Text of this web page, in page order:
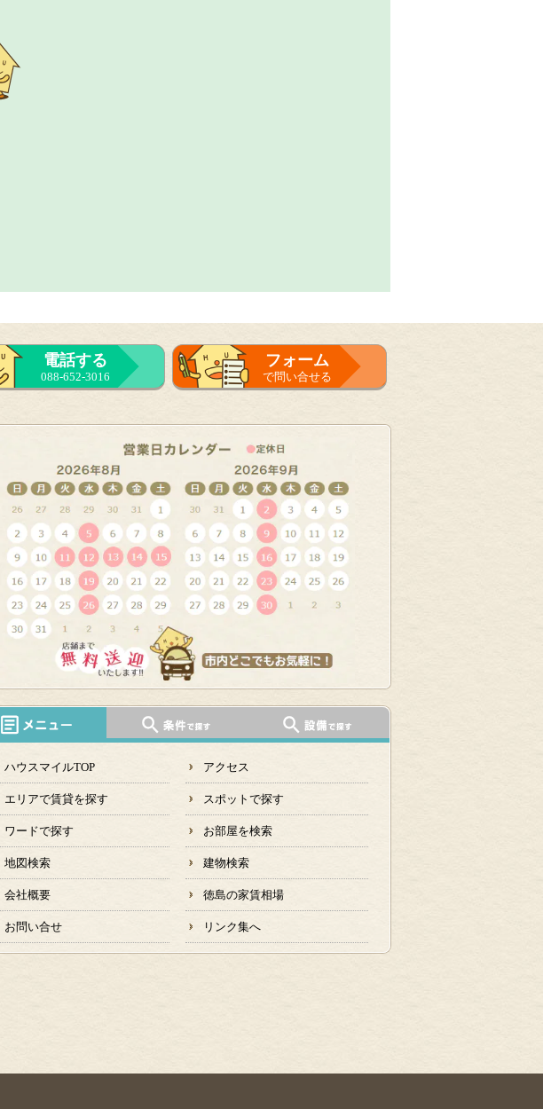
電話する
088-652-3016
フォーム
で問い合せる
ハウスマイルTOP アクセス
エリアで賃貸を探す スポットで探す
ワードで探す お部屋を検索
地図検索 建物検索
会社概要 徳島の家賃相場
お問い合せ リンク集へ